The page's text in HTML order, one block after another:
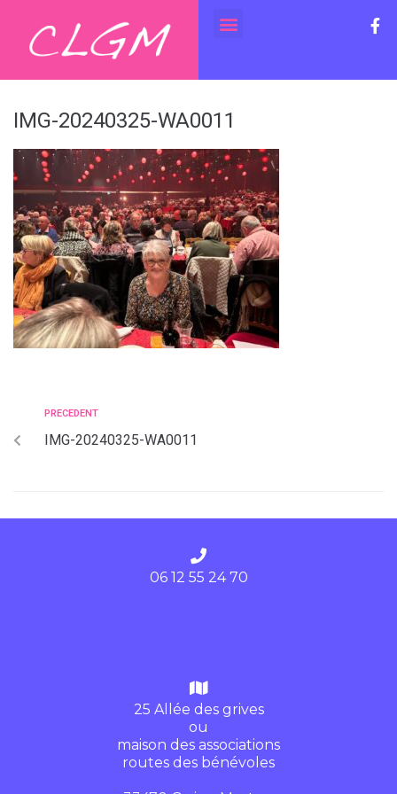
IMG-20240325-WA0011
PRECEDENT
IMG-20240325-WA0011
06 12 55 24 70
25 Allée des grives
ou
maison des associations
routes des bénévoles